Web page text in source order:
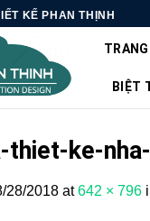
KẾ PHAN THỊNH
BIỆT
thiet-ke-
28/2018 at642 × 796